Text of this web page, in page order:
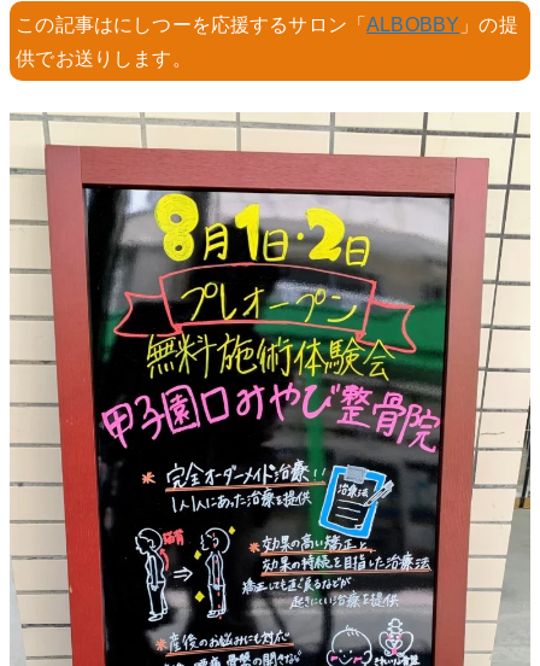
この記事はにしつーを応援するサロン「ALBOBBY 」の提
供でお送りします。